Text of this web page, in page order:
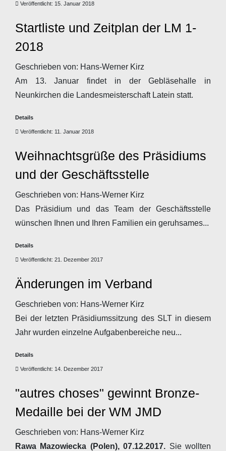
Veröffentlicht: 15. Januar 2018
Startliste und Zeitplan der LM 1-
2018
Geschrieben von: Hans-Werner Kirz
Am 13. Januar findet in der Gebläsehalle in
Neunkirchen die Landesmeisterschaft Latein statt.
Details
Veröffentlicht: 11. Januar 2018
Weihnachtsgrüße des Präsidiums
und der Geschäftsstelle
Geschrieben von: Hans-Werner Kirz
Das Präsidium und das Team der Geschäftsstelle
wünschen Ihnen und Ihren Familien ein geruhsames...
Details
Veröffentlicht: 21. Dezember 2017
Änderungen im Verband
Geschrieben von: Hans-Werner Kirz
Bei der letzten Präsidiumssitzung des SLT in diesem
Jahr wurden einzelne Aufgabenbereiche neu...
Details
Veröffentlicht: 14. Dezember 2017
"autres choses" gewinnt Bronze-
Medaille bei der WM JMD
Geschrieben von: Hans-Werner Kirz
Rawa Mazowiecka (Polen), 07.12.2017. Sie wollten